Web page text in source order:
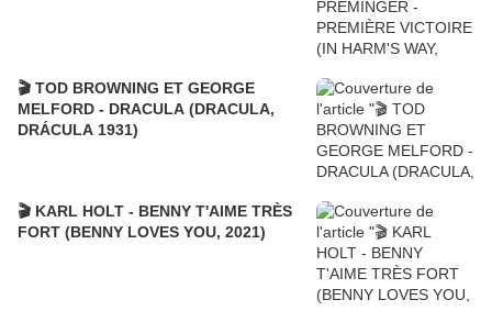
🎬 TOD BROWNING ET GEORGE
MELFORD - DRACULA (DRACULA,
DRÁCULA 1931)
🎬 KARL HOLT - BENNY T'AIME TRÈS
FORT (BENNY LOVES YOU, 2021)